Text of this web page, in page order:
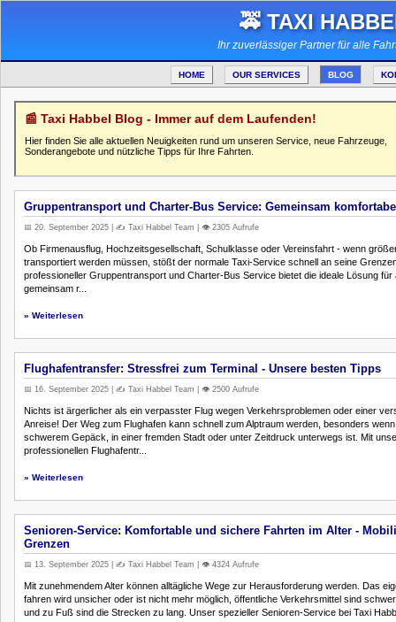
🚕 TAXI
Ihr zuverlässiger Partner für alle
HOME OUR SERVICES BLOG
📰 Taxi Habbel Blog - Immer auf dem Laufenden!
Hier finden Sie alle aktuellen Neuigkeiten rund um unseren Service, neue Fahrzeuge,
Sonderangebote und nützliche Tipps für Ihre Fahrten.
Gruppentransport und Charter-Bus Service: Gemeinsam
📅 20. September 2025 | ✍️ Taxi Habbel Team | 👁️ 2305 Aufrufe
Ob Firmenausflug, Hochzeitsgesellschaft, Schulklasse oder Vereinsfahrt - wenn
transportiert werden müssen, stößt der normale Taxi-Service schnell an seine
professioneller Gruppentransport und Charter-Bus Service bietet die ideale Lösung für
gemeinsam r...
» Weiterlesen
Flughafentransfer: Stressfrei zum Terminal - Unsere besten Tipps
📅 16. September 2025 | ✍️ Taxi Habbel Team | 👁️ 2500 Aufrufe
Nichts ist ärgerlicher als ein verpasster Flug wegen Verkehrsproblemen oder einer
Anreise! Der Weg zum Flughafen kann schnell zum Alptraum werden, besonders
schwerem Gepäck, in einer fremden Stadt oder unter Zeitdruck unterwegs ist. Mit
professionellen Flughafentr...
» Weiterlesen
Senioren-Service: Komfortable und sichere Fahrten im Alter -
Grenzen
📅 13. September 2025 | ✍️ Taxi Habbel Team | 👁️ 4324 Aufrufe
Mit zunehmendem Alter können alltägliche Wege zur Herausforderung werden. Das
fahren wird unsicher oder ist nicht mehr möglich, öffentliche Verkehrsmittel sind
und zu Fuß sind die Strecken zu lang. Unser spezieller Senioren-Service bei Taxi